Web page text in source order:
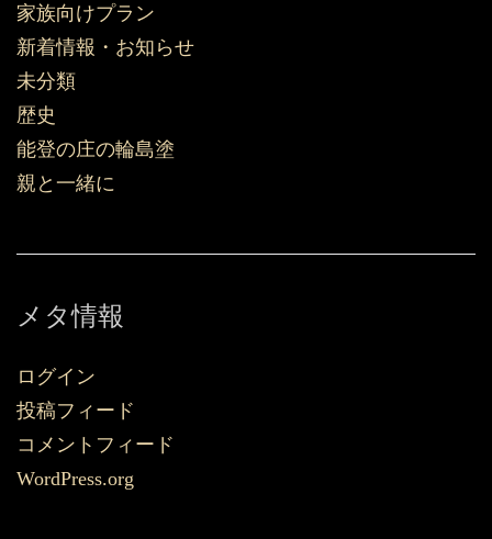
家族向けプラン
新着情報・お知らせ
未分類
歴史
能登の庄の輪島塗
親と一緒に
メタ情報
ログイン
投稿フィード
コメントフィード
WordPress.org